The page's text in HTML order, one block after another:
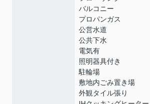
バルコニー
プロパンガス
公営水道
公共下水
電気有
照明器具付き
駐輪場
敷地内ごみ置き場
外観タイル張り